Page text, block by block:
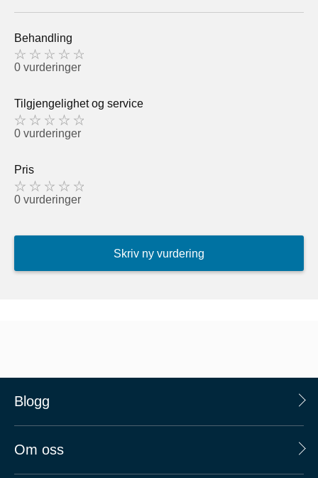
Behandling
0 vurderinger
Tilgjengelighet og service
0 vurderinger
Pris
0 vurderinger
Skriv ny vurdering
Blogg
Om oss